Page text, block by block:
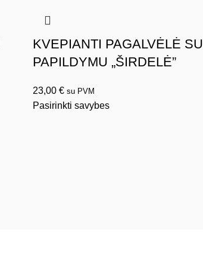
KVEPIANTI PAGALVĖLĖ SU
PAPILDYMU „ŠIRDELĖ”
23,00 € su PVM
Pasirinkti savybes